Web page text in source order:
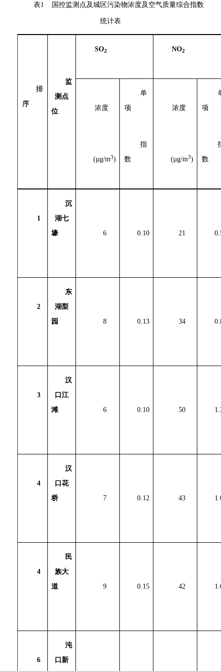
表1 国控监测点及城区污染物浓度及空气质量综合指数
统计表
排
序
监
测点
位
SO2 NO2
浓度
(µg/m3)
单
项
指
数
浓度
(µg/m3)
项
数
1
沉
湖七
壕
6 0.10 21
2
东
湖梨
园
8 0.13 34
3
汉
口江
滩
6 0.10 50
4
汉
口花
桥
7 0.12 43
4
民
族大
道
9 0.15 42
6
沌
口新